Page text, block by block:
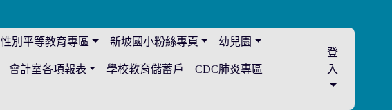
性別平等教育專區 新坡國小粉絲專頁 幼兒園
會計室各項報表 學校教育儲蓄戶 CDC肺炎專區
登
入